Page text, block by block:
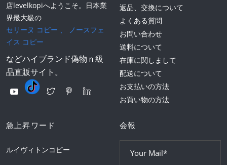
店levelkopiへようこそ。日本業
界最大級の
セリーヌ コピー 、
ノースフェ
イス コピー
などハイブランド偽物ｎ級
品直販サイト。
返品、交換について
よくある質問
お問い合わせ
送料について
在庫に関しまして
配送について
お支払いの方法
お買い物の方法
急上昇ワード
ルイヴィトンコピー
会報